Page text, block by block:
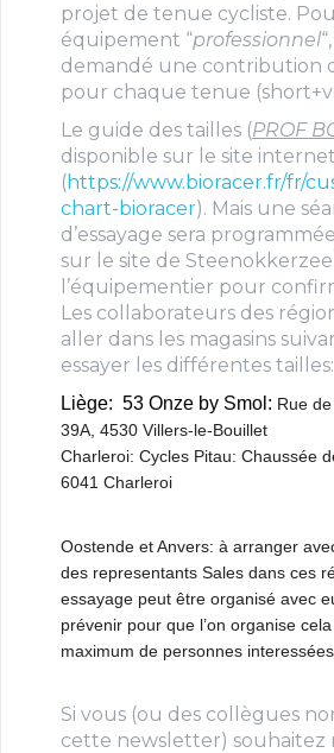
projet de tenue cycliste.
équipement “professionnel
demandé une contribution
pour chaque tenue
Le guide des tailles (PROF
disponible sur le site
(https://www.bioracer.fr/fr/
chart-bioracer). Mais une
d’essayage sera
sur le site de
l’équipementier pour
Les collaborateurs des
aller dans les magasins
essayer les différentes tailles:
Liège: 53 Onze by Smol: Rue
39A, 4530 Villers-le-Bouillet
Charleroi: Cycles Pitau: Chaussée
6041 Charleroi
Oostende et Anvers: à arranger
des representants Sales dans ces
essayage peut être organisé avec
prévenir pour que l’on organise
maximum de personnes interessées.
Si vous (ou des collègues
cette newsletter) souhaitez